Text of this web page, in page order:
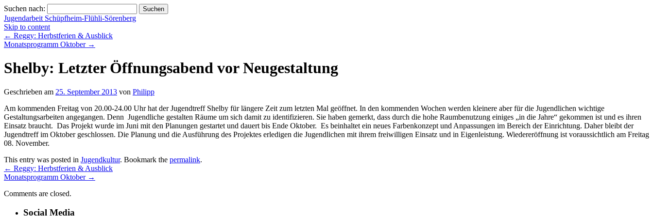
Suchen nach:
Jugendarbeit Schüpfheim-Flühli-Sörenberg
Skip to content
← Reggy: Herbstferien & Ausblick
Monatsprogramm Oktober →
Shelby: Letzter Öffnungsabend vor Neugestaltung
Geschrieben am 25. September 2013 von Philipp
Am kommenden Freitag von 20.00-24.00 Uhr hat der Jugendtreff Shelby für längere Zeit zum letzten Mal geöffnet. In den kommenden Wochen werden kleinere aber für die Jugendlichen wichtige
Gestaltungsarbeiten angegangen. Denn Jugendliche gestalten Räume um sich damit zu identifizieren. Sie haben gemerkt, dass durch die hohe Raumbenutzung einiges „in die Jahre“ gekommen ist und es ihren
Einsatz braucht. Das Projekt wurde im Juni mit den Planungen gestartet und dauert bis Ende Oktober. Es beinhaltet ein neues Farbenkonzept und Anpassungen im Bereich der Einrichtung. Daher bleibt der
Jugendtreff im Oktober geschlossen. Die Planung und die Ausführung des Projektes erledigen die Jugendlichen mit ihrem freiwilligen Einsatz und in Eigenleistung. Wiedereröffnung ist voraussichtlich am Freitag
08. November.
This entry was posted in Jugendkultur. Bookmark the permalink.
← Reggy: Herbstferien & Ausblick
Monatsprogramm Oktober →
Comments are closed.
Social Media